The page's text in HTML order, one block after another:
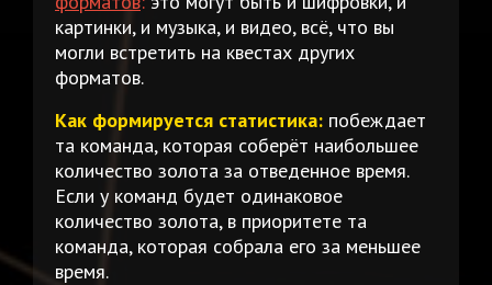
картинки, и музыка, и видео, всё, что вы
могли встретить на квестах других
форматов.
Как формируется статистика: побеждает
та команда, которая соберёт наибольшее
количество золота за отведенное время.
Если у команд будет одинаковое
количество золота, в приоритете та
команда, которая собрала его за меньшее
время.